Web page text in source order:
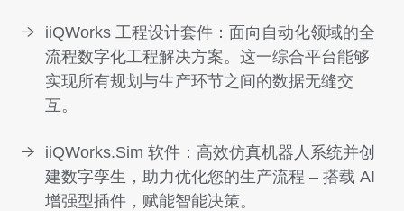
iiQWorks 工程设计套件：面向自动化领域的全
流程数字化工程解决方案。这一综合平台能够
实现所有规划与生产环节之间的数据无缝交
互。
iiQWorks.Sim 软件：高效仿真机器人系统并创
建数字孪生，助力优化您的生产流程 – 搭载 AI
增强型插件，赋能智能决策。